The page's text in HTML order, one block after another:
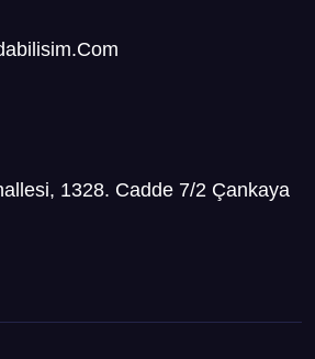
1328. Cadde 7/2 Çankaya